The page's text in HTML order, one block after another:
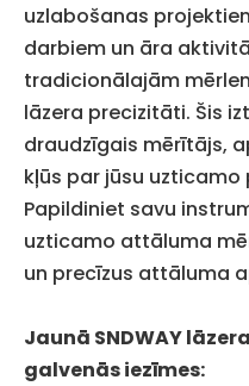
uzlabošanas
darbiem un āra
tradicionālajām
lāzera precizitāti. Šis
draudzīgais mērītājs,
kļūs par jūsu
Papildiniet savu
uzticamo attāluma
un precīzus attāluma
Jaunā SNDWAY
galvenās iezīmes: